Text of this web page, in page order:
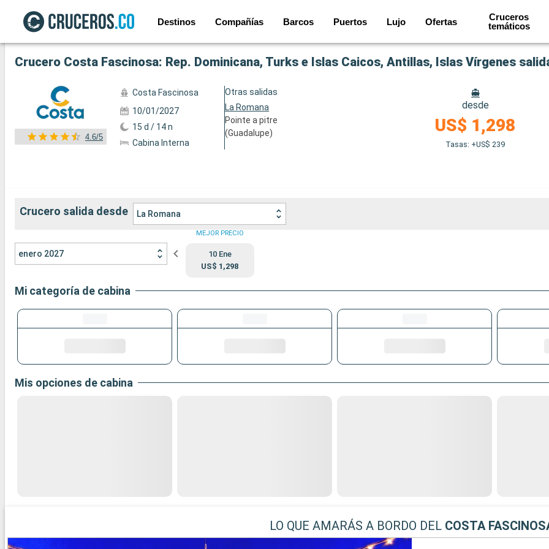
Destinos Compañías Barcos Puertos Lujo Ofertas
Cruceros
temáticos
Ver las 59 fotos siguientes
Crucero Costa Fascinosa: Rep. Dominicana, Turks e Islas Caicos, Antillas, Islas Vírgenes
4.6/5
Costa Fascinosa
10/01/2027
15 d / 14 n
Cabina Interna
Otras salidas
La Romana
Pointe a pitre
(Guadalupe)
desde
US$ 1,298
Tasas: +US$ 239
Crucero salida desde La Romana
enero 2027
MEJOR PRECIO
10 Ene
US$ 1,298
Mi categoría de cabina
Mis opciones de cabina
LO QUE AMARÁS A BORDO DEL COSTA